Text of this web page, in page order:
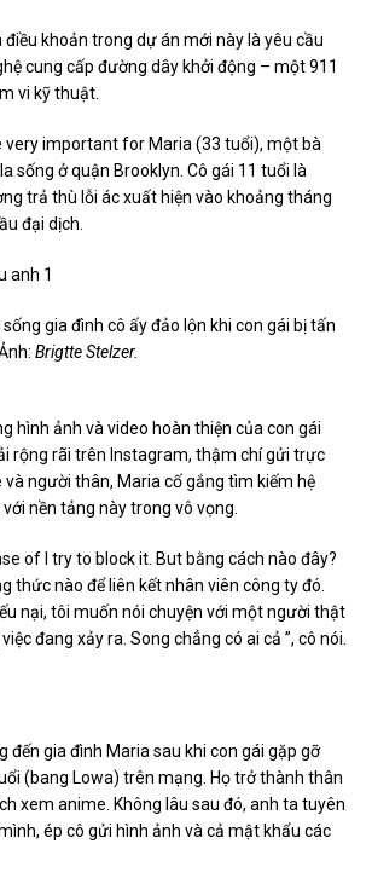
khoản trong dự án mới này là yêu cầu
cung cấp đường dây khởi động – một 911
vi kỹ thuật.
very important for Maria (33 tuổi), một bà
sống ở quận Brooklyn. Cô gái 11 tuổi là
trả thù lỗi ác xuất hiện vào khoảng tháng
đại dịch.
gia đình cô ấy đảo lộn khi con gái bị tấn
Brigtte Stelzer.
hình ảnh và video hoàn thiện của con gái
rộng rãi trên Instagram, thậm chí gửi trực
và người thân, Maria cố gắng tìm kiếm hệ
nền tảng này trong vô vọng.
of I try to block it. But bằng cách nào đây?
thức nào để liên kết nhân viên công ty đó.
nại, tôi muốn nói chuyện với một người thật
đang xảy ra. Song chẳng có ai cả ”, cô nói.
đến gia đình Maria sau khi con gái gặp gỡ
(bang Lowa) trên mạng. Họ trở thành thân
xem anime. Không lâu sau đó, anh ta tuyên
ép cô gửi hình ảnh và cả mật khẩu các